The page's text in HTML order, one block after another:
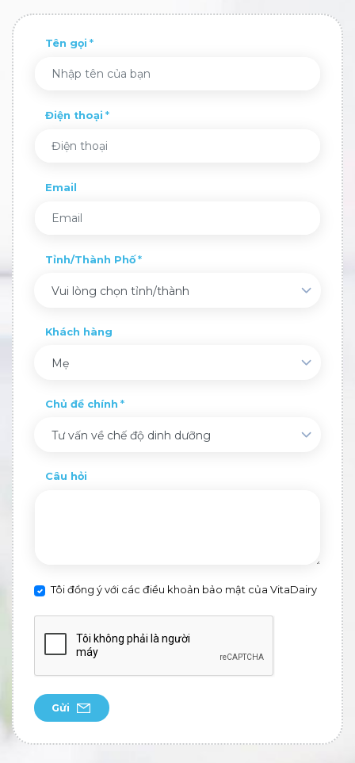
Tên gọi
Điện thoại
Email
Tỉnh/Thành Phố
Vui lòng chọn tỉnh/thành
Khách hàng
Mẹ
Chủ đề chính
Tư vấn về chế độ dinh dưỡng
Câu hỏi
Tôi đồng ý với các điều khoản bảo mật của VitaDairy
Gửi